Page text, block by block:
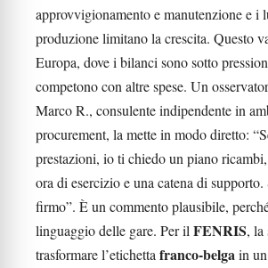
approvvigionamento e manutenzione e i
produzione limitano la crescita. Questo
Europa, dove i bilanci sono sotto
competono con altre spese. Un
Marco R., consulente indipendente in
procurement, la mette in modo diretto:
prestazioni, io ti chiedo un piano
ora di esercizio e una catena di supporto.
firmo”. È un commento plausibile,
linguaggio delle gare. Per il FENRIS, la
trasformare l’etichetta franco-belgain